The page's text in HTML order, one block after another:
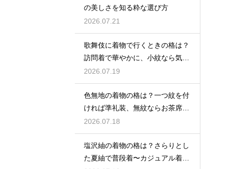
の美しさを知る粋な選び方
2026.07.21
歌舞伎に着物で行くときの格は？
訪問着で華やかに、小紋なら気軽
な観劇に
2026.07.19
色無地の着物の格は？一つ紋を付
ければ準礼装、無紋ならお茶席向
きの格
2026.07.18
塩沢紬の着物の格は？さらりとし
た夏紬で普段着〜カジュアル着物